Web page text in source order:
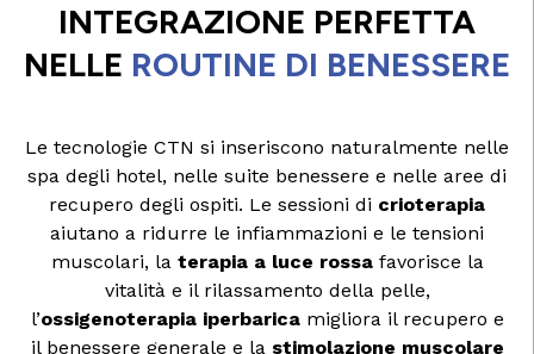
INTEGRAZIONE PERFETTA
NELLE ROUTINE DI BENESSERE
Le tecnologie CTN si inseriscono naturalmente nelle
spa degli hotel, nelle suite benessere e nelle aree di
recupero degli ospiti. Le sessioni di crioterapia
aiutano a ridurre le infiammazioni e le tensioni
muscolari, la terapia a luce rossafavorisce la
vitalità e il rilassamento della pelle,
l’ossigenoterapia iperbaricamigliora il recupero e
il benessere generale e la stimolazione muscolare